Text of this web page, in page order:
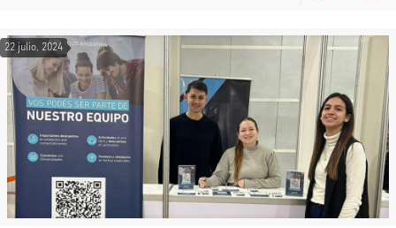
22 julio, 2024